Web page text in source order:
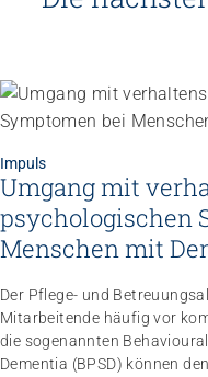
Impuls
Umgang mit
psychologischen
Menschen mit
Der Pflege- und
Mitarbeitende häufig vor
die sogenannten
Dementia (BPSD) können